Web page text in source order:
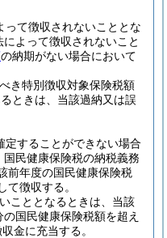
て徴収されないこととな
よって徴収されないこと
の納期がない場合において
き特別徴収対象保険税額
ときは、当該過納又は誤
することができない場合
民健康保険税の納税義務
前年度の国民健康保険税
徴収する。
こととなるときは、当該
国民健康保険税額を超え
金に充当する。